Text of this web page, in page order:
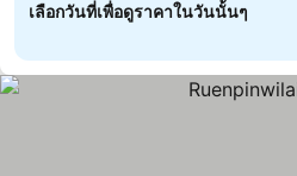
เลือกวันที่เพื่อดูราคาในวันนั้นๆ